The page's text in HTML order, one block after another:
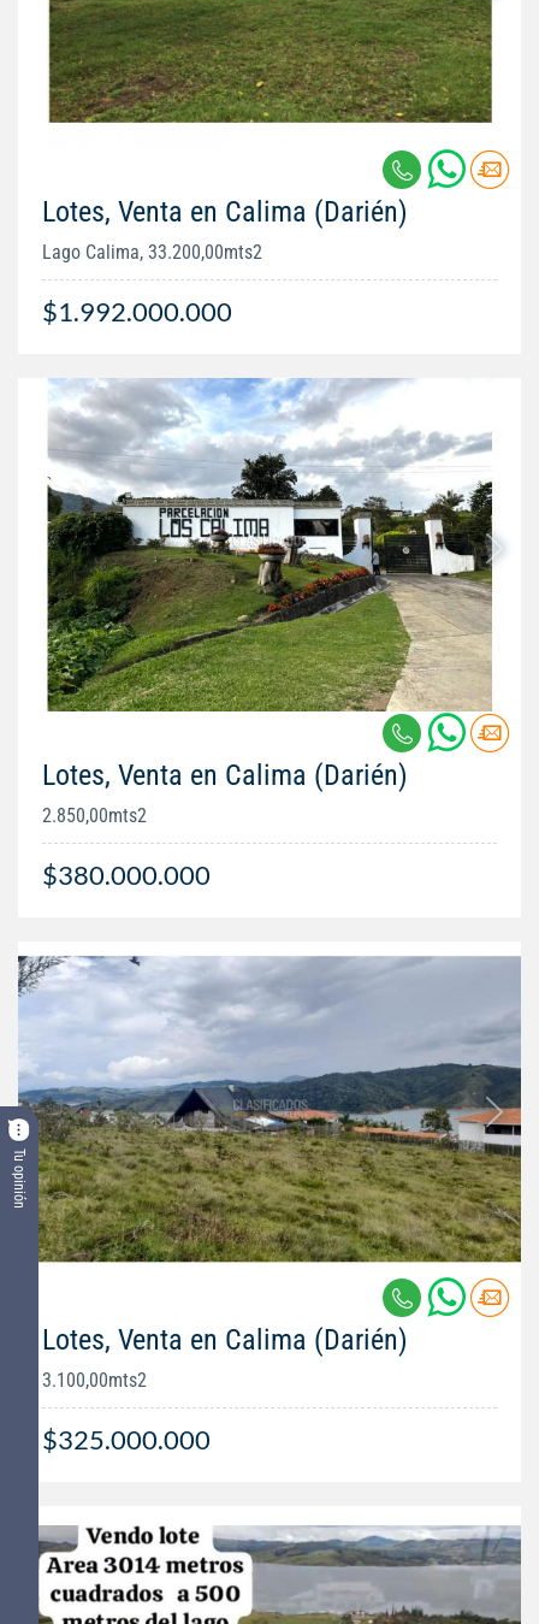
Tu opinión
Lotes, Venta en Calima (Darién)
Lago Calima, 33.200,00mts2
$1.992.000.000
Lotes, Venta en Calima (Darién)
2.850,00mts2
$380.000.000
Lotes, Venta en Calima (Darién)
3.100,00mts2
$325.000.000